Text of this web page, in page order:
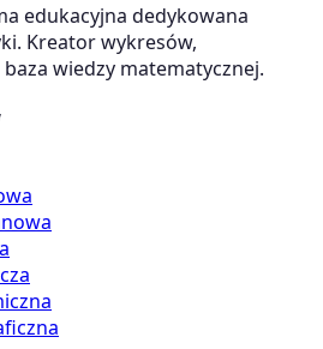
edukacyjna dedykowana
Kreator wykresów,
wiedzy matematycznej.